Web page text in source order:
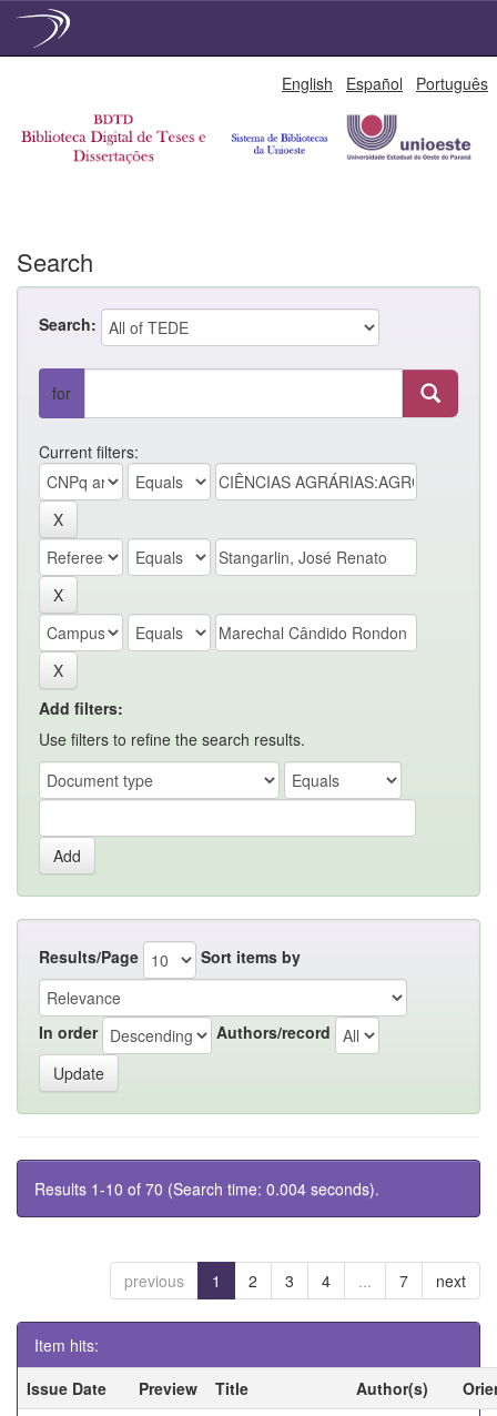
English Español Português
Search
Search:
for
Current filters:
Add filters:
Use filters to refine the search results.
Results/Page Sort items by
In order Authors/record
Results 1-10 of 70 (Search time: 0.004 seconds).
previous 1 2 3 4 ... 7 next
Item hits:
Issue Date
Preview Title Author(s)